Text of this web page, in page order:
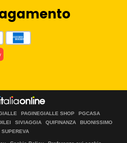
PAGINEGIALLE SHOP
PGCASA
SIVIAGGIA QUIFINANZA
BUONISSIMO
SUPEREVA